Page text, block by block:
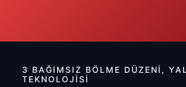
3 BAĞIMSIZ BÖLME DÜZENI,
TEKNOLOJISI